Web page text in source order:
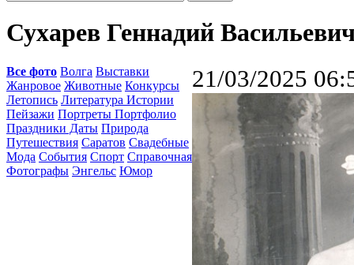
Сухарев Геннадий
Все фото Волга Выставки
Жанровое Животные Конкурсы
Летопись Литература Истории
Пейзажи Портреты Портфолио
Праздники Даты Природа
Путешествия Саратов Свадебные
Мода События Спорт Справочная
Фотографы Энгельс Юмор
21/03/2025